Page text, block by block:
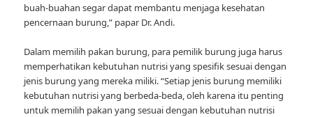
buah-buahan segar dapat membantu menjaga kesehatan
pencernaan burung,” papar Dr. Andi.
Dalam memilih pakan burung, para pemilik burung juga harus
memperhatikan kebutuhan nutrisi yang spesifik sesuai dengan
jenis burung yang mereka miliki. “Setiap jenis burung memiliki
kebutuhan nutrisi yang berbeda-beda, oleh karena itu penting
untuk memilih pakan yang sesuai dengan kebutuhan nutrisi